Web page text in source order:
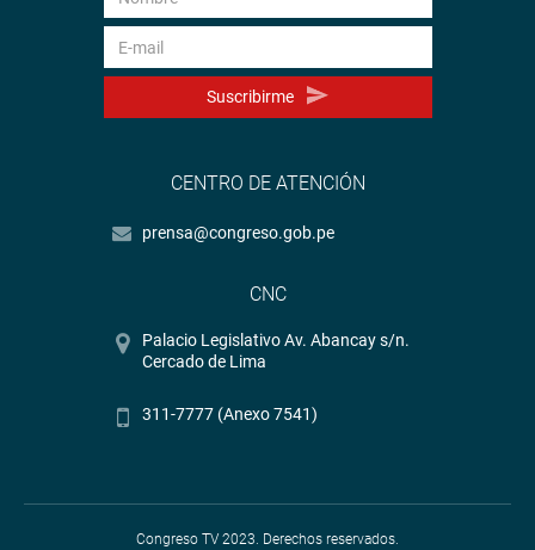
Suscribirme
CENTRO DE ATENCIÓN
prensa@congreso.gob.pe
CNC
Palacio Legislativo Av. Abancay s/n.
Cercado de Lima
311-7777 (Anexo 7541)
Congreso TV 2023. Derechos reservados.